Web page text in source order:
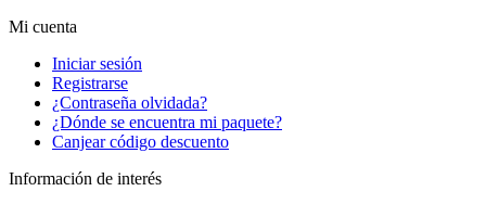
Mi cuenta
Iniciar sesión
Registrarse
¿Contraseña olvidada?
¿Dónde se encuentra mi paquete?
Canjear código descuento
Información de interés